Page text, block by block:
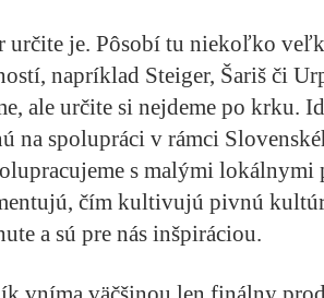
určite je. Pôsobí tu niekoľko
napríklad Steiger, Šariš či
ale určite si nejdeme po krku.
na spolupráci v rámci
s malými
čím kultivujú pivnú
a sú pre nás inšpiráciou.